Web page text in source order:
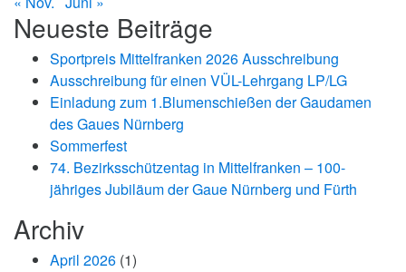
Neueste Beiträge
Sportpreis Mittelfranken 2026 Ausschreibung
Ausschreibung für einen VÜL-Lehrgang LP/LG
Einladung zum 1.Blumenschießen der Gaudamen
des Gaues Nürnberg
Sommerfest
74. Bezirksschützentag in Mittelfranken – 100-
jähriges Jubiläum der Gaue Nürnberg und Fürth
Archiv
April 2026 (1)